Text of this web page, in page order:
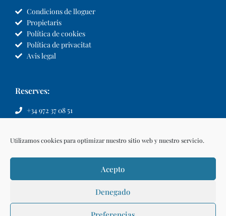
Utilizamos cookies para optimizar nuestro sitio web y nuestro servicio.
Acepto
Denegado
Condicions de lloguer
Propietaris
Política de cookies
Política de privacitat
Avis legal
Reserves:
+34 972 37 08 51